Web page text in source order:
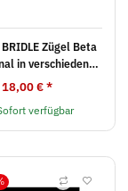
BRIDLE Zügel Beta
in verschiedenen
Farben
18,00 €*
verfügbar